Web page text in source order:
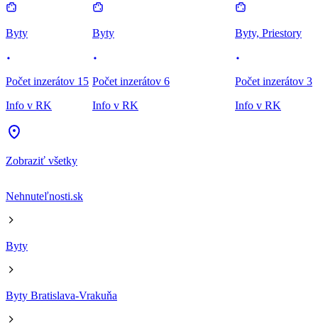
Byty
Počet inzerátov 15
Info v RK
Byty
Počet inzerátov 6
Info v RK
Byty, Priestory
Počet inzerátov 3
Info v RK
Zobraziť všetky
Nehnuteľnosti.sk
Byty
Byty Bratislava-Vrakuňa